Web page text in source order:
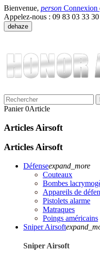
Bienvenue, person Connexion
Appelez-nous : 09 83 03 33 30
dehaze
Panier 0Article
Articles Airsoft
Articles Airsoft
Défenseexpand_more
Couteaux
Bombes
Appareils de
Pistolets alarme
Matraques
Poings américains
Sniper Airsoft
Sniper Airsoft